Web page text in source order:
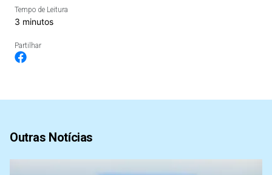
Tempo de Leitura
3 minutos
Partilhar
Outras Notícias